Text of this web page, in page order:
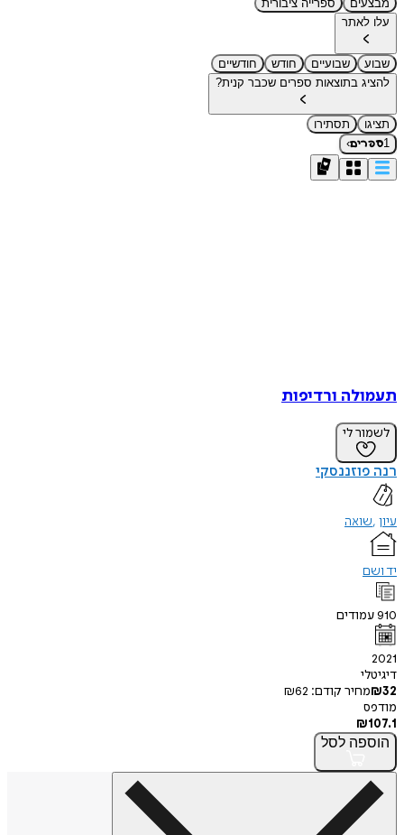
מבצעים
ספרייה ציבורית
עלו לאתר
שבוע שבועיים חודש
חודשיים
להציג בתוצאות ספרים שכבר קנית?
תציגו
תסתירו
1ספרים›
תעמולה ורדיפות
לשמור לי
רנה פוזננסקי
עיון שואה
יד ושם
910עמודים
2021
דיגיטלי
₪32 מחיר קודם: ₪62
מודפס
₪107.1
הוספה לסל